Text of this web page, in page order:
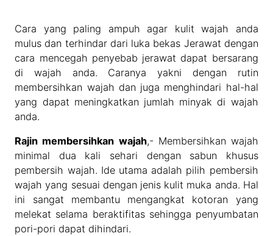
Cara yang paling ampuh agar kulit wajah anda
mulus dan terhindar dari luka bekas Jerawat dengan
cara mencegah penyebab jerawat dapat bersarang
di wajah anda. Caranya yakni dengan rutin
membersihkan wajah dan juga menghindari hal-hal
yang dapat meningkatkan jumlah minyak di wajah
anda.
Rajin membersihkan wajah,- Membersihkan wajah
minimal dua kali sehari dengan sabun khusus
pembersih wajah. Ide utama adalah pilih pembersih
wajah yang sesuai dengan jenis kulit muka anda. Hal
ini sangat membantu mengangkat kotoran yang
melekat selama beraktifitas sehingga penyumbatan
pori-pori dapat dihindari.